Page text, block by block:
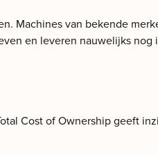
Machines van bekende
en leveren nauwelijks
Cost of Ownership geeft